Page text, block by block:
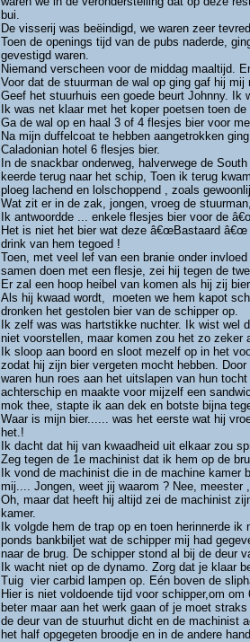
bui.
De visserij was beëindigd, we waren zeer
Toen de openings tijd van de pubs naderde,
gevestigd waren.
Niemand verscheen voor de middag maaltijd.
Voor dat de stuurman de wal op ging gaf hij
Geef het stuurhuis een goede beurt Johnny.
Ik was net klaar met het koper poetsen toen
Ga de wal op en haal 3 of 4 flesjes bier voor
Na mijn duffelcoat te hebben aangetrokken
Caladonian hotel 6 flesjes bier.
In de snackbar onderweg, halverwege de
keerde terug naar het schip, Toen ik terug
ploeg lachend en lolschoppend , zoals
Wat zit er in de zak, jongen, vroeg de
Ik antwoordde ... enkele flesjes bier voor de
Het is niet het bier wat deze â€œBastaard
drink van hem tegoed !
Toen, met veel lef van een branie onder
samen doen met een flesje, zei hij tegen de
Er zal een hoop heibel van komen als hij zij
Als hij kwaad wordt, moeten we hem kapot
dronken het gestolen bier van de schipper op.
Ik zelf was was hartstikke nuchter. Ik wist wel
niet voorstellen, maar komen zou het zo zeker
Ik sloop aan boord en sloot mezelf op in het
zodat hij zijn bier vergeten mocht hebben.
waren hun roes aan het uitslapen van hun
achterschip en maakte voor mijzelf een
mok thee, stapte ik aan dek en botste bijna
Waar is mijn bier...... was het eerste wat hij
het.!
Ik dacht dat hij van kwaadheid uit elkaar zou
Zeg tegen de 1e machinist dat ik hem op de
Ik vond de machinist die in de machine
mij.... Jongen, weet jij waarom ? Nee,
Oh, maar dat heeft hij altijd zei de machinist
kamer.
Ik volgde hem de trap op en toen herinnerde
ponds bankbiljet wat de schipper mij had
naar de brug. De schipper stond al bij de deur
Ik wacht niet op de dynamo. Zorg dat je klaar
Tuig vier carbid lampen op. Eén boven de
Hier is niet voldoende tijd voor schipper,om
beter maar aan het werk gaan of je moet
de deur van de stuurhut dicht en de machinist
het half opgegeten broodje en in de andere